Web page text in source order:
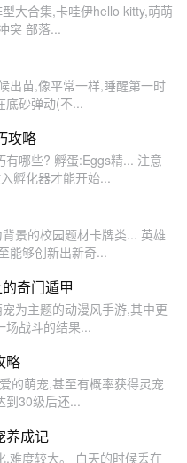
大合集,卡哇伊hello kitty,萌萌
突 部落...
出苗,像平常一样,睡醒第一时
底砂弹动(不...
攻略
哪些? 孵蛋:Eggs精... 注意
孵化器才能开始...
景的校园题材卡牌类... 英雄
能够创新出新奇...
奇门遁甲
为主题的动漫风手游,其中更
场战斗的结果...
略
的萌宠,甚至有概率获得灵宠
30级后还...
养成记
难度较大。 白天的时候丢在